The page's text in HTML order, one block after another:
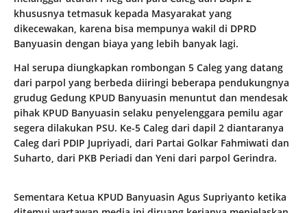
khususnya tetmasuk kepada Masyarakat yang
dikecewakan, karena bisa mempunya wakil di DPRD
Banyuasin dengan biaya yang lebih banyak lagi.
Hal serupa diungkapkan rombongan 5 Caleg yang datang
dari parpol yang berbeda diiringi beberapa pendukungnya
grudug Gedung KPUD Banyuasin menuntut dan mendesak
pihak KPUD Banyuasin selaku penyelenggara pemilu agar
segera dilakukan PSU. Ke-5 Caleg dari dapil 2 diantaranya
Caleg dari PDIP Jupriyadi, dari Partai Golkar Fahmiwati dan
Suharto, dari PKB Periadi dan Yeni dari parpol Gerindra.
Sementara Ketua KPUD Banyuasin Agus Supriyanto ketika